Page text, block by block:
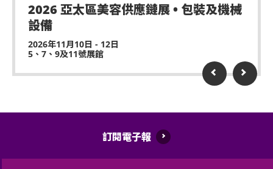
2026 亞太區美容供應鏈展 • 包裝及機械
設備
2026年11月10日 - 12日
5、7、9及11號展館
訂閱電子報